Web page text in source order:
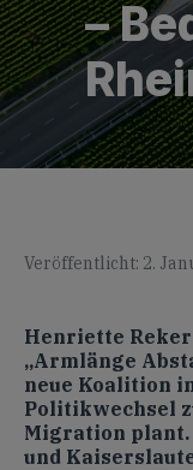
–
Veröffentlicht: 2.
Henriette
„Armlänge
neue Koalition
Politikwechsel
Migration plant.
und